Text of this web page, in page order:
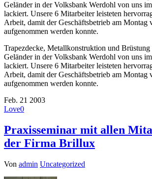
Geländer in der Volksbank Werdohl von uns
lackiert. Unsere 6 Mitarbeiter leisteten
Arbeit, damit der Geschäftsbetrieb am Montag
aufgenommen werden konnte.
Trapezdecke, Metallkonstruktion und
Geländer in der Volksbank Werdohl von uns
lackiert. Unsere 6 Mitarbeiter leisteten
Arbeit, damit der Geschäftsbetrieb am Montag
aufgenommen werden konnte.
Feb. 21 2003
Love0
Praxisseminar mit allen
der Firma Brillux
Von admin Uncategorized